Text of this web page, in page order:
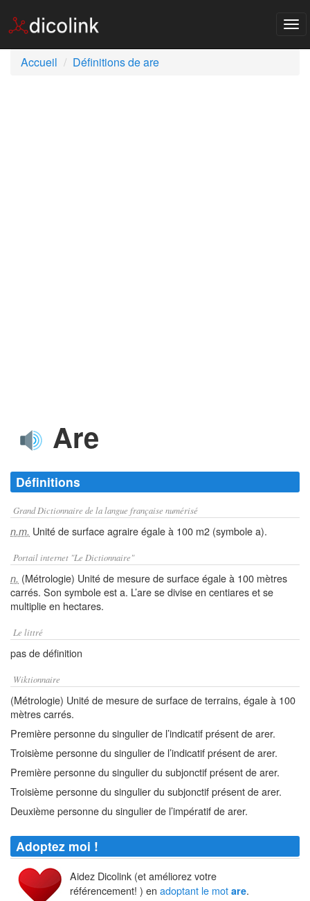
Accueil
Définitions de are
Are
Définitions
Grand Dictionnaire de la langue française numérisé
n.m. Unité de surface agraire égale à 100 m2 (symbole a).
Portail internet "Le Dictionnaire"
n. (Métrologie) Unité de mesure de surface égale à 100 mètres
carrés. Son symbole est a. L’are se divise en centiares et se
multiplie en hectares.
Le littré
pas de définition
Wiktionnaire
(Métrologie) Unité de mesure de surface de terrains, égale à 100
mètres carrés.
Première personne du singulier de l’indicatif présent de arer.
Troisième personne du singulier de l’indicatif présent de arer.
Première personne du singulier du subjonctif présent de arer.
Troisième personne du singulier du subjonctif présent de arer.
Deuxième personne du singulier de l’impératif de arer.
Adoptez moi !
Aidez Dicolink (et améliorez votre
référencement! ) en adoptant le mot are.